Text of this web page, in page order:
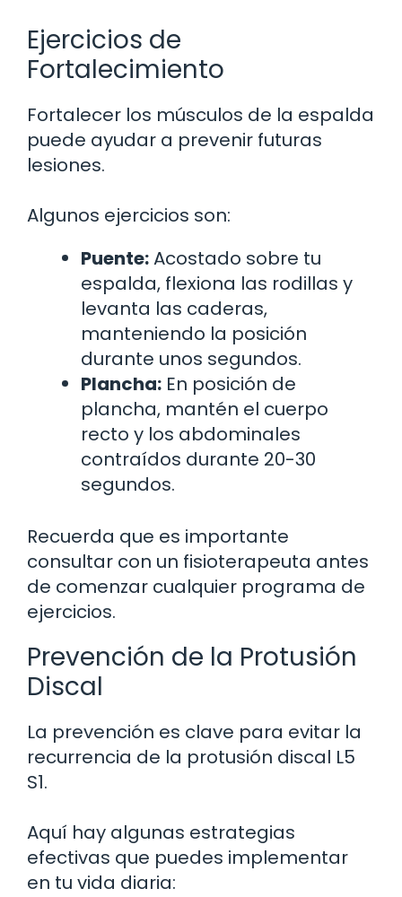
Ejercicios de
Fortalecimiento
Fortalecer los músculos de la espalda
puede ayudar a prevenir futuras
lesiones.
Algunos ejercicios son:
Puente:Acostado sobre tu
espalda, flexiona las rodillas y
levanta las caderas,
manteniendo la posición
durante unos segundos.
Plancha: En posición de
plancha, mantén el cuerpo
recto y los abdominales
contraídos durante 20-30
segundos.
Recuerda que es importante
consultar con un fisioterapeuta antes
de comenzar cualquier programa de
ejercicios.
Prevención de la Protusión
Discal
La prevención es clave para evitar la
recurrencia de la protusión discal L5
S1.
Aquí hay algunas estrategias
efectivas que puedes implementar
en tu vida diaria: